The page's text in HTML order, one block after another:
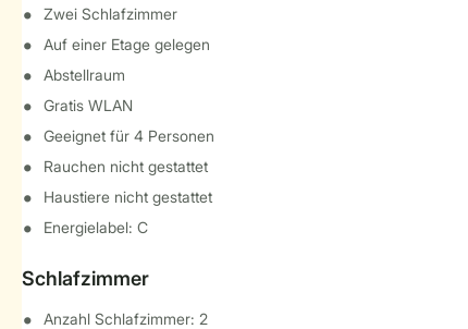
Zwei Schlafzimmer
Auf einer Etage gelegen
Abstellraum
Gratis WLAN
Geeignet für 4 Personen
Rauchen nicht gestattet
Haustiere nicht gestattet
Energielabel: C
Schlafzimmer
Anzahl Schlafzimmer: 2